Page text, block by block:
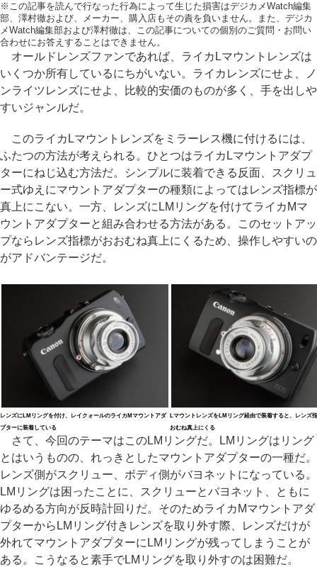
※この記事を読んで行なった行為によって生じた損害はデジカメWatch編集
部、澤村徹および、メーカー、購入店もその責を負いません。また、デジカ
メWatch編集部および澤村徹は、この記事についての個別のご質問・お問い
合わせにお答えすることはできません。
オールドレンズファンであれば、ライカLマウントレンズは
いくつか所有しているにちがいない。ライカレンズにせよ、ノ
ンライツレンズにせよ、比較的安価のものが多く、手を出しや
すいジャンルだ。
このライカLマウントレンズをミラーレス機に付けるには、
ふたつの方法が考えられる。ひとつはライカLマウントアダプ
ターにねじ込む方法だ。シンプルに装着できる反面、スクリュ
ー式ゆえにマウントアダプターの種類によってはレンズ指標が
真上にこない。一方、レンズにLMリングを付けてライカMマ
ウントアダプターと組み合わせる方法がある。このセットアッ
プならレンズ指標がおおむね真上にくるため、操作しやすいの
がアドバンテージだ。
レンズにLMリングを付け、レイクォールのライカMマウントアダ
プターに装着している
LマウントレンズをLMリング経由で装着すると、レンズ
おむね真上にくる
さて、今回のテーマはこのLMリングだ。LMリングはリング
とはいうものの、れっきとしたマウントアダプターの一種だ。
レンズ側がスクリュー、ボディ側がバヨネットになっている。
LMリングは困ったことに、スクリューとバヨネット、ともに
ゆるめる方向が反時計回りだ。そのためライカMマウントアダ
プターからLMリング付きレンズを取り外す際、レンズだけが
外れてマウントアダプターにLMリングが残ってしまうことが
ある。こうなると素手でLMリングを取り外すのは困難だ。